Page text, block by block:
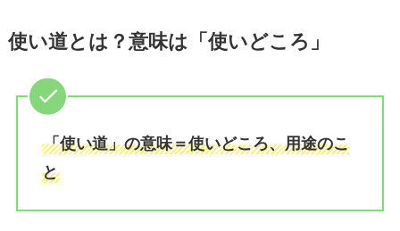
使い道とは？意味は「使いどころ」
「使い道」の意味＝使いどころ、用途のこ
と